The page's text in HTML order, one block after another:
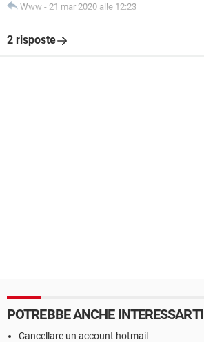
Www - 21 mar 2020 alle 12:23
2 risposte
POTREBBE ANCHE INTERESSARTI
Cancellare un account hotmail